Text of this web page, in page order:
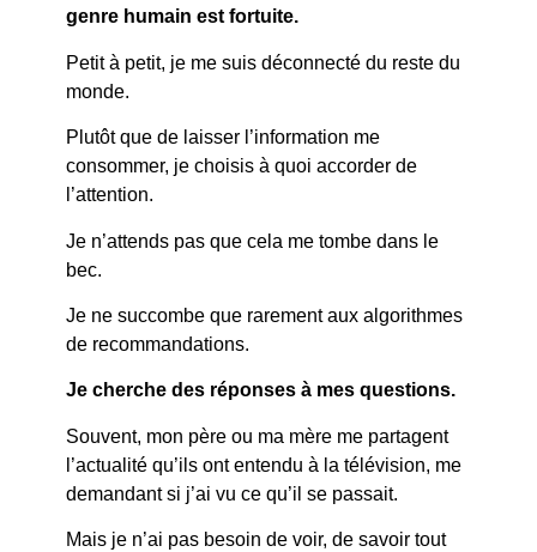
genre humain est fortuite.
Petit à petit, je me suis déconnecté du reste du
monde.
Plutôt que de laisser l’information me
consommer, je choisis à quoi accorder de
l’attention.
Je n’attends pas que cela me tombe dans le
bec.
Je ne succombe que rarement aux algorithmes
de recommandations.
Je cherche des réponses à mes questions.
Souvent, mon père ou ma mère me partagent
l’actualité qu’ils ont entendu à la télévision, me
demandant si j’ai vu ce qu’il se passait.
Mais je n’ai pas besoin de voir, de savoir tout